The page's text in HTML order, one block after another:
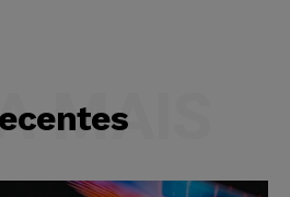
MAIS